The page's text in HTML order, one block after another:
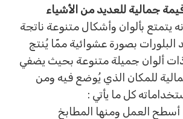
جمالية للعديد من الأشياء
بألوان وأشكال متنوعة ناتجة
بصورة عشوائية ممّا يُنتج
ألوان جميلة متنوعة بحيث يضفي
للمكان الذي يُوضع فيه ومن
كل ما يأتي :
العمل ومنها المطابخ